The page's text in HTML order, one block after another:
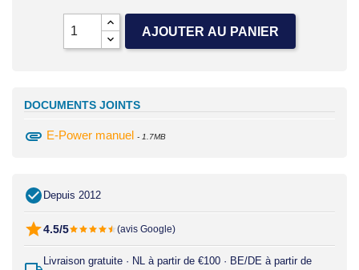
AJOUTER AU PANIER
DOCUMENTS JOINTS
attachment E-Power manuel - 1.7MB
Depuis 2012
4.5/5 (avis Google)
Livraison gratuite · NL à partir de €100 · BE/DE à partir de